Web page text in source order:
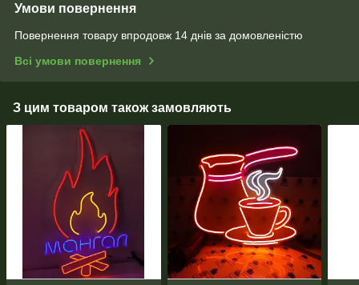
Умови повернення
Повернення товару впродовж 14 днів за домовленістю
Всі умови повернення
З цим товаром також замовляють